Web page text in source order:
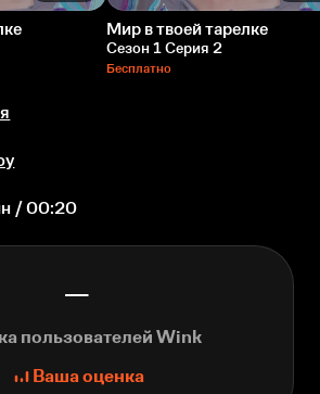
Мир в твоей тарелке
Сезон 1 Серия 2
Бесплатно
/ 00:20
—
пользователей Wink
Ваша оценка